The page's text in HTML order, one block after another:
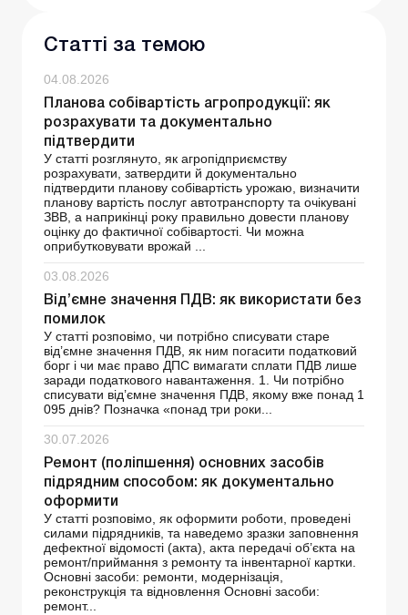
Статті за темою
04.08.2026
Планова собівартість агропродукції: як
розрахувати та документально
підтвердити
У статті розглянуто, як агропідприємству
розрахувати, затвердити й документально
підтвердити планову собівартість урожаю, визначити
планову вартість послуг автотранспорту та очікувані
ЗВВ, а наприкінці року правильно довести планову
оцінку до фактичної собівартості. Чи можна
оприбутковувати врожай ...
03.08.2026
Від’ємне значення ПДВ: як використати без
помилок
У статті розповімо, чи потрібно списувати старе
від’ємне значення ПДВ, як ним погасити податковий
борг і чи має право ДПС вимагати сплати ПДВ лише
заради податкового навантаження. 1. Чи потрібно
списувати від’ємне значення ПДВ, якому вже понад 1
095 днів? Позначка «понад три роки...
30.07.2026
Ремонт (поліпшення) основних засобів
підрядним способом: як документально
оформити
У статті розповімо, як оформити роботи, проведені
силами підрядників, та наведемо зразки заповнення
дефектної відомості (акта), акта передачі об’єкта на
ремонт/приймання з ремонту та інвентарної картки.
Основні засоби: ремонти, модернізація,
реконструкція та відновлення Основні засоби:
ремонт...